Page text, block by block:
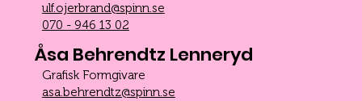
ulf.ojerbrand@spinn.se
070 - 946 13 02
Åsa Behrendtz Lenneryd
Grafisk Formgivare
asa.behrendtz@spinn.se